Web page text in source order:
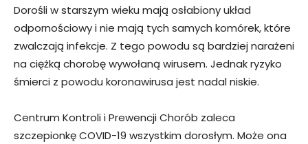
Dorośli w starszym wieku mają osłabiony układ
odpornościowy i nie mają tych samych komórek, które
zwalczają infekcje. Z tego powodu są bardziej narażeni
na ciężką chorobę wywołaną wirusem. Jednak ryzyko
śmierci z powodu koronawirusa jest nadal niskie.
Centrum Kontroli i Prewencji Chorób zaleca
szczepionkę COVID-19 wszystkim dorosłym. Może ona